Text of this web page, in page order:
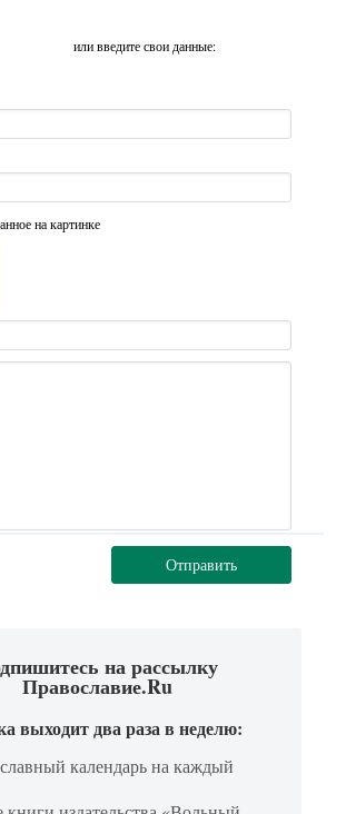
или введите свои данные:
на картинке
Отправить
на рассылку
Православие.Ru
выходит два раза в неделю:
календарь на каждый